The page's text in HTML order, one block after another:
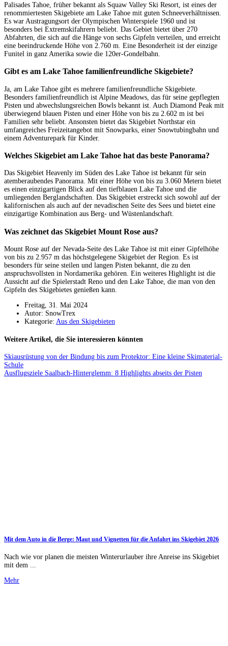
Palisades Tahoe, früher bekannt als Squaw Valley Ski Resort, ist eines der
renommiertesten Skigebiete am Lake Tahoe mit guten Schneeverhältnissen.
Es war Austragungsort der Olympischen Winterspiele 1960 und ist
besonders bei Extremskifahrern beliebt. Das Gebiet bietet über 270
Abfahrten, die sich auf die Hänge von sechs Gipfeln verteilen, und erreicht
eine beeindruckende Höhe von 2.760 m. Eine Besonderheit ist der einzige
Funitel in ganz Amerika sowie die 120er-Gondelbahn.
Gibt es am Lake Tahoe familienfreundliche Skigebiete?
Ja, am Lake Tahoe gibt es mehrere familienfreundliche Skigebiete.
Besonders familienfreundlich ist Alpine Meadows, das für seine gepflegten
Pisten und abwechslungsreichen Bowls bekannt ist. Auch Diamond Peak mit
überwiegend blauen Pisten und einer Höhe von bis zu 2.602 m ist bei
Familien sehr beliebt. Ansonsten bietet das Skigebiet Northstar ein
umfangreiches Freizeitangebot mit Snowparks, einer Snowtubingbahn und
einem Adventurepark für Kinder.
Welches Skigebiet am Lake Tahoe hat das beste Panorama?
Das Skigebiet Heavenly im Süden des Lake Tahoe ist bekannt für sein
atemberaubendes Panorama. Mit einer Höhe von bis zu 3.060 Metern bietet
es einen einzigartigen Blick auf den tiefblauen Lake Tahoe und die
umliegenden Berglandschaften. Das Skigebiet erstreckt sich sowohl auf der
kalifornischen als auch auf der nevadischen Seite des Sees und bietet eine
einzigartige Kombination aus Berg- und Wüstenlandschaft.
Was zeichnet das Skigebiet Mount Rose aus?
Mount Rose auf der Nevada-Seite des Lake Tahoe ist mit einer Gipfelhöhe
von bis zu 2.957 m das höchstgelegene Skigebiet der Region. Es ist
besonders für seine steilen und langen Pisten bekannt, die zu den
anspruchsvollsten in Nordamerika gehören. Ein weiteres Highlight ist die
Aussicht auf die Spielerstadt Reno und den Lake Tahoe, die man von den
Gipfeln des Skigebietes genießen kann.
Freitag, 31. Mai 2024
Autor: SnowTrex
Kategorie: Aus den Skigebieten
Weitere Artikel, die Sie interessieren könnten
Skiausrüstung von der Bindung bis zum Protektor: Eine kleine Skimaterial-
Schule
Ausflugsziele Saalbach-Hinterglemm: 8 Highlights abseits der Pisten
Mit dem Auto in die Berge: Maut und Vignetten für die Anfahrt ins Skigebiet 2026
Nach wie vor planen die meisten Winterurlauber ihre Anreise ins Skigebiet
mit dem ...
Mehr